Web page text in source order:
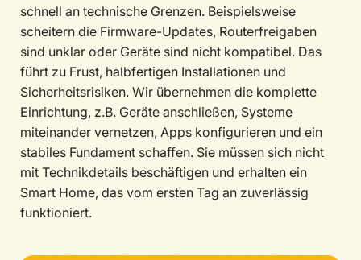
schnell an technische Grenzen. Beispielsweise
scheitern die Firmware-Updates, Routerfreigaben
sind unklar oder Geräte sind nicht kompatibel. Das
führt zu Frust, halbfertigen Installationen und
Sicherheitsrisiken. Wir übernehmen die komplette
Einrichtung, z.B. Geräte anschließen, Systeme
miteinander vernetzen, Apps konfigurieren und ein
stabiles Fundament schaffen. Sie müssen sich nicht
mit Technikdetails beschäftigen und erhalten ein
Smart Home, das vom ersten Tag an zuverlässig
funktioniert.